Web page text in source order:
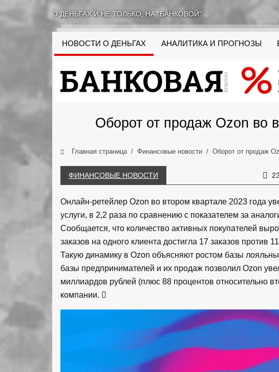
О ДЕНЬГАХ И НЕ ТОЛЬКО, НА "БАНКОВОЙ"
НОВОСТИ О ДЕНЬГАХ АНАЛИТИКА И ПРОГНОЗЫ
Оборот от продаж Ozon во
Главная страница Финансовые новости Оборот от продаж
ФИНАНСОВЫЕ НОВОСТИ
Онлайн-ретейлер Ozon во втором квартале 2023 года
услуги, в 2,2 раза по сравнению с показателем за
Сообщается, что количество активных покупателей
заказов на одного клиента достигла 17 заказов против
Такую динамику в Ozon объясняют ростом базы
базы предпринимателей и их продаж позволил Ozon
миллиардов рублей (плюс 88 процентов относительно
компании.